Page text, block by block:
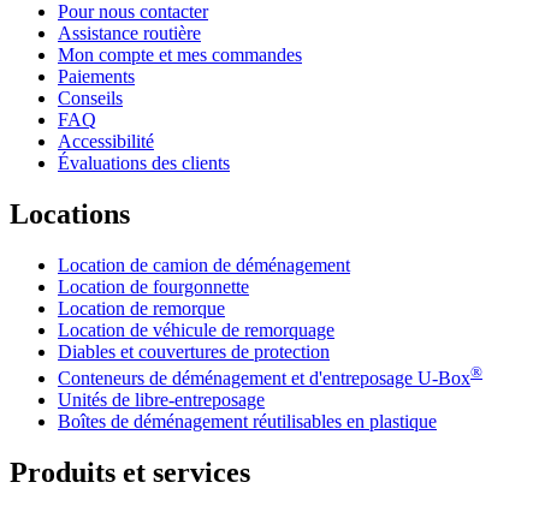
Pour nous contacter
Assistance routière
Mon compte et mes commandes
Paiements
Conseils
FAQ
Accessibilité
Évaluations des clients
Locations
Location de camion de déménagement
Location de fourgonnette
Location de remorque
Location de véhicule de remorquage
Diables et couvertures de protection
Conteneurs de déménagement et d'entreposage U-Box®
Unités de libre-entreposage
Boîtes de déménagement réutilisables en plastique
Produits et services